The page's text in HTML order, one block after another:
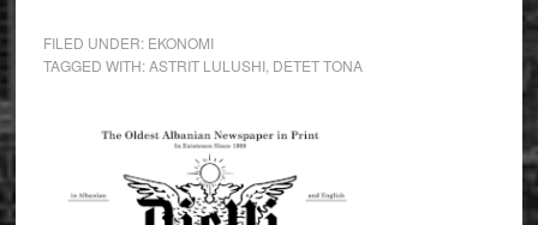
FILED UNDER: EKONOMI
TAGGED WITH:ASTRIT LULUSHI, DETET TONA